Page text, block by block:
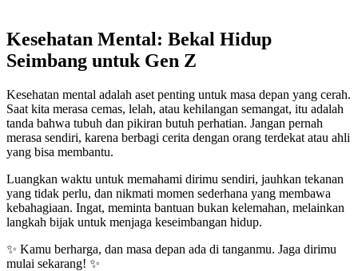
Kesehatan Mental: Bekal Hidup
Seimbang untuk Gen Z
Kesehatan mental adalah aset penting untuk masa depan yang cerah.
Saat kita merasa cemas, lelah, atau kehilangan semangat, itu adalah
tanda bahwa tubuh dan pikiran butuh perhatian. Jangan pernah
merasa sendiri, karena berbagi cerita dengan orang terdekat atau ahli
yang bisa membantu.
Luangkan waktu untuk memahami dirimu sendiri, jauhkan tekanan
yang tidak perlu, dan nikmati momen sederhana yang membawa
kebahagiaan. Ingat, meminta bantuan bukan kelemahan, melainkan
langkah bijak untuk menjaga keseimbangan hidup.
✨ Kamu berharga, dan masa depan ada di tanganmu. Jaga dirimu
mulai sekarang! ✨